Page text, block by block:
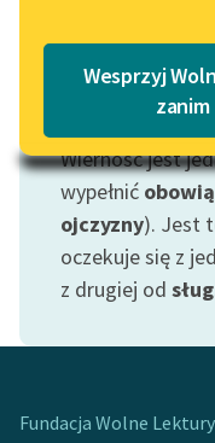
Lektury szkolne i
literatury do słuchania
uczennic i uczniów z
E-kolekcja lektur
szkolnych i literatury do
słuchania dla uczennic i
Popularyzacja
Wesprzyj
Motyw:
Wierność jest
wypełnić
ojczyzny). Jest
oczekuje się z
z drugiej od sług
Fundacja Wolne Lektury